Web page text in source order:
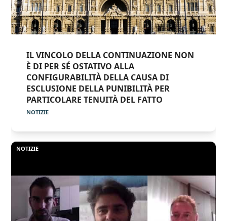
IL VINCOLO DELLA CONTINUAZIONE NON
È DI PER SÉ OSTATIVO ALLA
CONFIGURABILITÀ DELLA CAUSA DI
ESCLUSIONE DELLA PUNIBILITÀ PER
PARTICOLARE TENUITÀ DEL FATTO
NOTIZIE
NOTIZIE